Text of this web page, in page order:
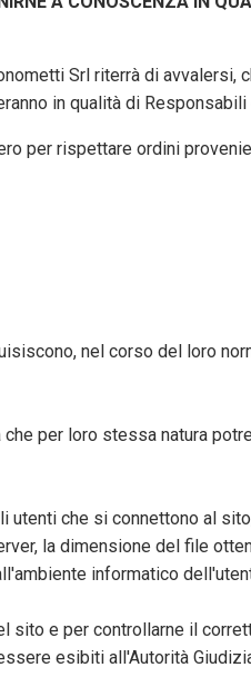
Srl riterrà di avvalersi,
in qualità di
per rispettare ordini
nel corso del loro
per loro stessa natura
utenti che si connettono al
la dimensione del file
informatico
e per controllarne il
esibiti all'Autorità